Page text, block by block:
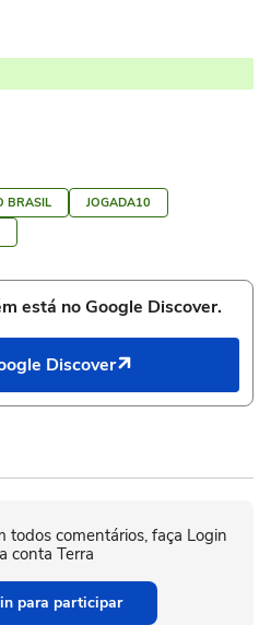
BRASIL
JOGADA10
está no Google Discover.
Discover
todos comentários, faça Login
conta Terra
para participar